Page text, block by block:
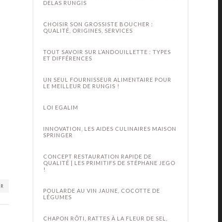
DELAS RUNGIS
CHOISIR SON GROSSISTE BOUCHER :
QUALITÉ, ORIGINES, SERVICES
TOUT SAVOIR SUR L’ANDOUILLETTE : TYPES
ET DIFFÉRENCES
UN SEUL FOURNISSEUR ALIMENTAIRE POUR
LE MEILLEUR DE RUNGIS !
LOI EGALIM
INNOVATION, LES AIDES CULINAIRES MAISON
SPRINGER
CONCEPT RESTAURATION RAPIDE DE
QUALITÉ | LES PRIMITIFS DE STÉPHANE JEGO
!
POULARDE AU VIN JAUNE, COCOTTE DE
LÉGUMES
CHAPON RÔTI, RATTES À LA FLEUR DE SEL,